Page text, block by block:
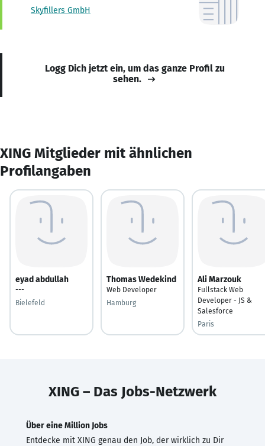
Skyfillers GmbH
Logg Dich jetzt ein, um das ganze Profil zu
sehen.
XING Mitglieder mit ähnlichen
Profilangaben
eyad abdullah
---
Bielefeld
Thomas Wedekind
Web Developer
Hamburg
Ali Marzouk
Fullstack Web
Developer - JS &
Salesforce
Paris
XING – Das Jobs-Netzwerk
Über eine Million Jobs
Entdecke mit XING genau den Job, der wirklich zu Dir